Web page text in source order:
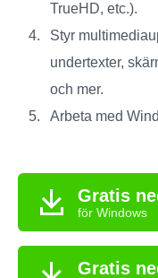
TrueHD, etc.).
Styr
undertexter,
och mer.
Arbeta med
Gratis
för Windows
Gratis